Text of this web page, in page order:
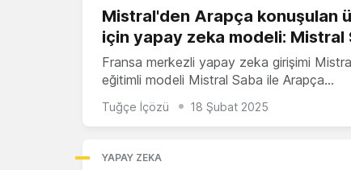
Mistral'den Arapça konuşulan
için yapay zeka modeli: Mistral
Fransa merkezli yapay zeka girişimi
eğitimli modeli Mistral Saba ile Arapça…
Tuğçe İçözü 18 Şubat 2025
YAPAY ZEKA